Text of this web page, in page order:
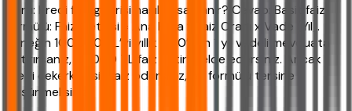
Soru: Kredi faiz getirisi nasıl hesaplanır? Cevap: Basit faiz
formülü: Faiz Getirisi = Ana Para x Faiz Oranı x Vade (Yıl).
Örneğin 100.000 TL’yi yıllık %20’den 1 yıl vadeli mevduata
yatırırsanız, 20.000 TL faiz getirisi elde edersiniz. Ancak
kredi çekerken siz faiz ödersiniz, bu formülü tersine
düşünmelisiniz.